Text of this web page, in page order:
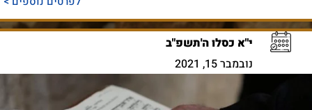
י"א כסלו ה'תשפ"ב
נובמבר 15, 2021